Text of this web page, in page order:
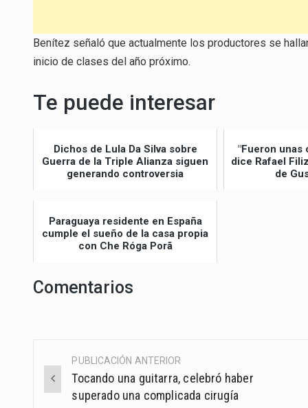
Benítez señaló que actualmente los productores se
inicio de clases del año próximo.
Te puede interesar
Dichos de Lula Da Silva sobre
Guerra de la Triple Alianza siguen
generando controversia
"Fueron unas
dice Rafael
de
Paraguaya residente en España
cumple el sueño de la casa propia
con Che Róga Porã
Comentarios
Post
navigation
PUBLICACIÓN ANTERIOR
Tocando una guitarra, celebró haber
superado una complicada cirugía